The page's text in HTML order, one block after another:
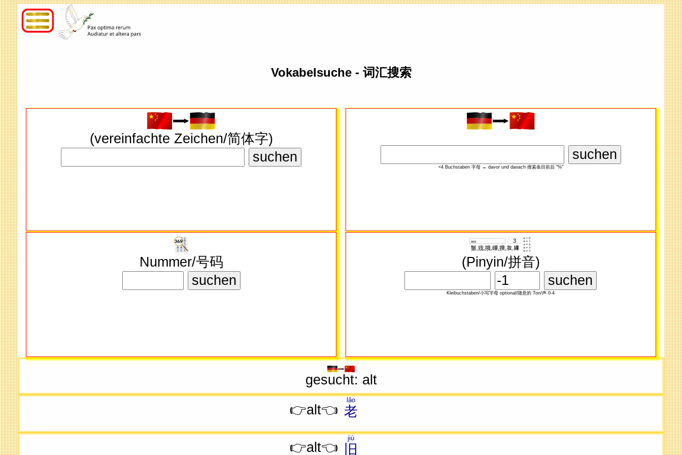
Vokabelsuche - 词汇搜索
(vereinfachte Zeichen/简体字)
<4 Buchstaben 字母 → davor und danach 搜索​条目前后 "%"
Nummer/号码 (Pinyin/拼音)
Kleibuchstaben/小写​字母 optional/随意​的 Ton/声 0-4
gesucht: alt
👉alt👈 老
lǎo
👉alt👈 旧
jiù